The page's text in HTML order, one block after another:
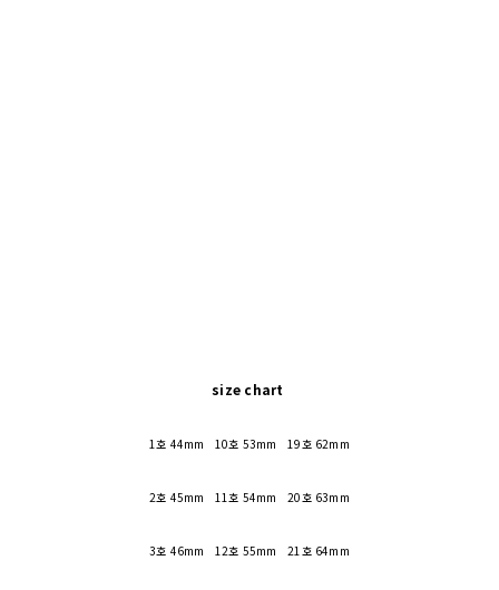
size chart
1호 44mm 10호 53mm 19호 62mm
2호 45mm 11호 54mm 20호 63mm
3호 46mm 12호 55mm 21호 64mm